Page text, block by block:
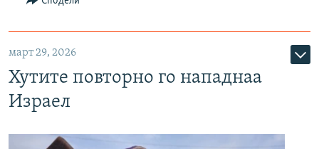
март 29, 2026
Хутите повторно го нападнаа
Израел